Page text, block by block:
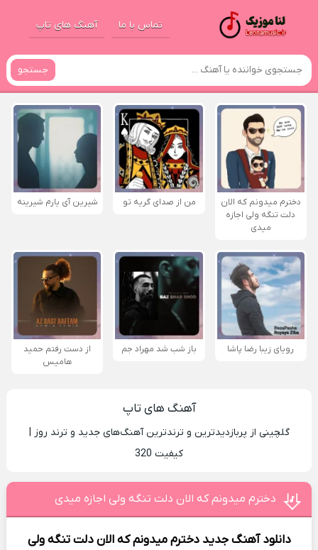
تماس با ما آهنگ های تاپ
جستجو
دخترم میدونم که الان
دلت تنگه ولی اجازه
میدی
من از صدای گريه تو شیرین آی یارم شیرینه
رویای زیبا رضا پاشا باز شب شد مهراد جم
از دست رفتم حمید
هامیس
آهنگ های تاپ
گلچینی از پربازدیدترین و ترندترین آهنگ‌های جدید و ترند روز |
کیفیت 320
دخترم میدونم که الان دلت تنگه ولی اجازه میدی
دانلود آهنگ جدید دخترم میدونم که الان دلت تنگه ولی